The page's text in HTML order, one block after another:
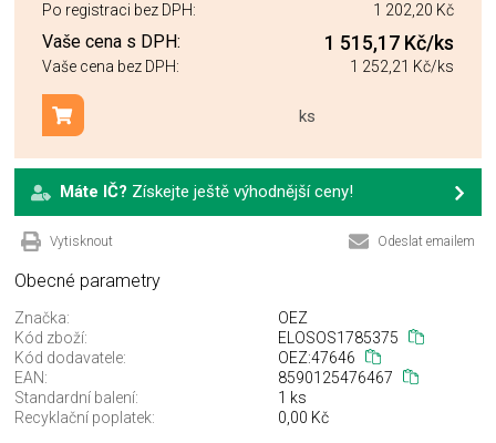
Po registraci bez DPH:
1 202,20 Kč
Vaše cena s DPH: 1 515,17 Kč/ks
Vaše cena bez DPH: 1 252,21 Kč/ks
ks
Přidat do košíku
Máte IČ? Získejte ještě výhodnější ceny!
Vytisknout Odeslat emailem
Obecné parametry
Značka:
OEZ
Kód zboží:
ELOSOS1785375
Kód dodavatele:
OEZ:47646
EAN:
8590125476467
Standardní balení:
1 ks
Recyklační poplatek:
0,00 Kč